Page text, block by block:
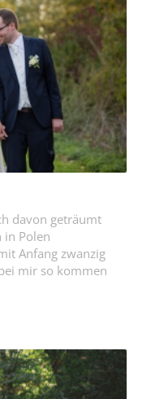
davon geträumt
in Polen
Anfang zwanzig
mir so kommen